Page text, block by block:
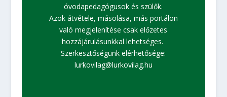
óvodapedagógusok és szülők.
Azok átvétele, másolása, más portálon
való megjelenítése csak előzetes
hozzájárulásunkkal lehetséges.
Szerkesztőségünk elérhetősége:
lurkovilag@lurkovilag.hu